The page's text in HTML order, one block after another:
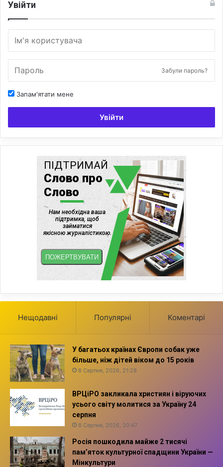
Увійти
Забули пароль?
Запам'ятати мене
Увійти
Нещодавні Популярні Коментарі
У багатьох країнах Європи собак уже
більше, ніж дітей віком до 15 років
8 Серпня, 2026, 21:28
ВРЦіРО закликала християн і віруючих
усього світу молитися за Україну 24
серпня
8 Серпня, 2026, 20:47
Росія пошкодила майже 2 тисячі
пам’яток культурної спадщини України —
Мінкультури